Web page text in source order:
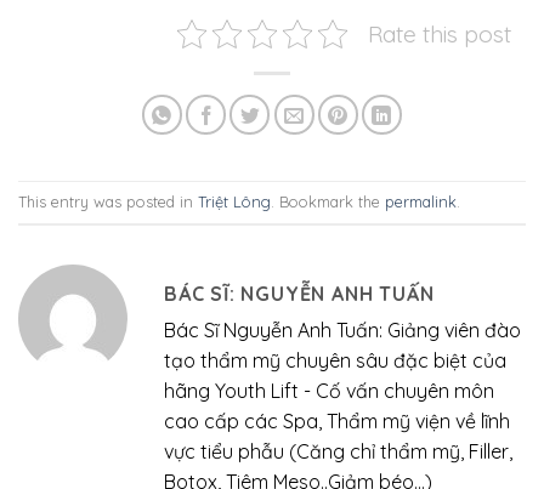
Rate this post
This entry was posted in Triệt Lông . Bookmark the permalink
BÁC SĨ: NGUYỄN ANH TUẤN
Bác Sĩ Nguyễn Anh Tuấn: Giảng viên đào
tạo thẩm mỹ chuyên sâu đặc biệt của
hãng Youth Lift - Cố vấn chuyên môn
cao cấp các Spa, Thẩm mỹ viện về lĩnh
vực tiểu phẫu (Căng chỉ thẩm mỹ, Filler,
Botox, Tiêm Meso..Giảm béo...)